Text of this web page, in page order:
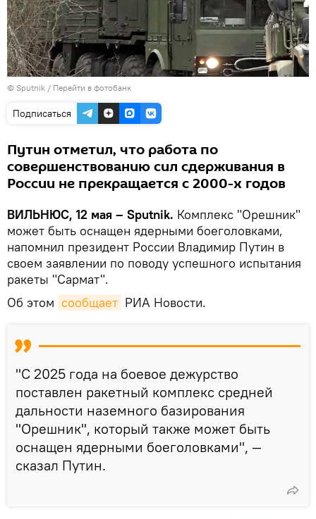
© Sputnik / Перейти в фотобанк
Подписаться
Путин отметил, что работа по
совершенствованию сил сдерживания в
России не прекращается с 2000-х годов
ВИЛЬНЮС, 12 мая – Sputnik. Комплекс "Орешник"
может быть оснащен ядерными боеголовками,
напомнил президент России Владимир Путин в
своем заявлении по поводу успешного испытания
ракеты "Сармат".
Об этом сообщает РИА Новости.
"С 2025 года на боевое дежурство
поставлен ракетный комплекс средней
дальности наземного базирования
"Орешник", который также может быть
оснащен ядерными боеголовками", —
сказал Путин.